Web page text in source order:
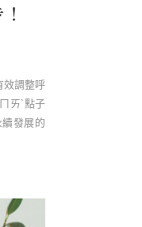
效調整呼
ㄞˋ點子
發展的